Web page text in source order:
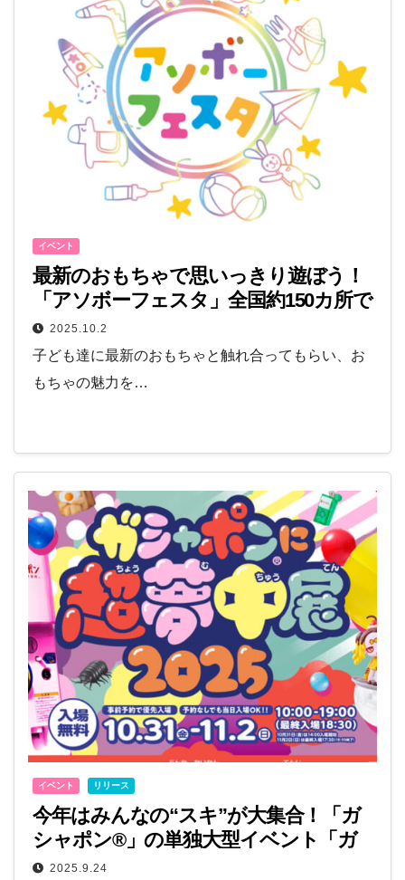
イベント
最新のおもちゃで思いっきり遊ぼう！
「アソボーフェスタ」全国約150カ所で
10月10日より開催
2025.10.2
子ども達に最新のおもちゃと触れ合ってもらい、お
もちゃの魅力を…
イベント リリース
今年はみんなの“スキ”が大集合！「ガ
シャポン®」の単独大型イベント「ガ
シャポン®に超夢中展2025」開催
2025.9.24